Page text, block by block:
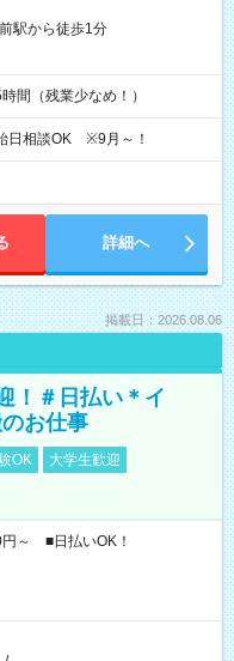
駅から徒歩1分
間（残業少なめ！）
相談OK ※9月～！
詳細へ
掲載日：2026.08.06
！＃日払い＊イ
お仕事
OK
大学生歓迎
～ ■日払いOK！